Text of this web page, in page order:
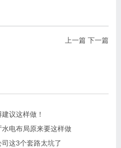
上一篇 下一篇
议这样做！
电布局原来要这样做
这3个套路太坑了